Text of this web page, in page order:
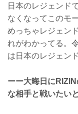
日本のレジェンド
なくなってこのモ
めっちゃレジェン
れがわかってる。
は日本のレジェン
ーー大晦日に
な相手と戦いたい